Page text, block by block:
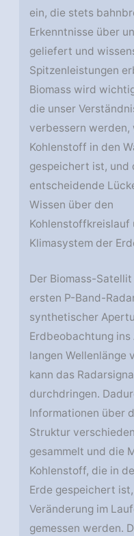
ein, die stets
Erkenntnisse über
geliefert und
Spitzenleistungen
Biomass wird
die unser
verbessern werden,
Kohlenstoff in den
gespeichert ist, und
entscheidende
Wissen über den
Kohlenstoffkreislauf
Klimasystem der
Der Biomass-
ersten P-Band-
synthetischer
Erdbeobachtung ins
langen Wellenlänge
kann das
durchdringen.
Informationen über
Struktur
gesammelt und die
Kohlenstoff, die in
Erde gespeichert
Veränderung im
gemessen werden.